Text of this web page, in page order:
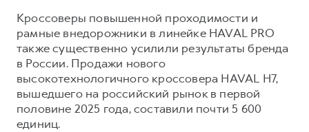
Кроссоверы повышенной проходимости и
рамные внедорожники в линейке HAVAL PRO
также существенно усилили результаты бренда
в России. Продажи нового
высокотехнологичного кроссовера HAVAL H7,
вышедшего на российский рынок в первой
половине 2025 года, составили почти 5 600
единиц.